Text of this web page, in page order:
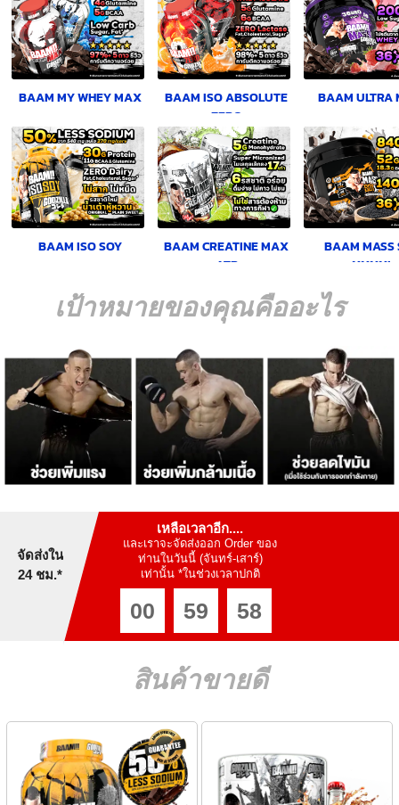
BAAM MY WHEY MAX
BAAM ISO ABSOLUTE
ZERO
BAAM ULTRA
BAAM ISO SOY
BAAM CREATINE MAX
ATP
BAAM MASS
XXXXL
เป้าหมายของคุณคืออะไร
จัดส่งใน
24 ชม.*
เหลือเวลาอีก....
และเราจะจัดส่งออก Order ของ
ท่านในวันนี้ (จันทร์-เสาร์)
เท่านั้น *ในช่วงเวลาปกติ
00 59 57
สินค้าขายดี